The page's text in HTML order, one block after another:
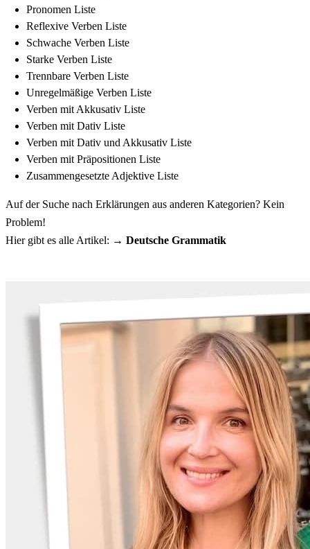
Pronomen Liste
Reflexive Verben Liste
Schwache Verben Liste
Starke Verben Liste
Trennbare Verben Liste
Unregelmäßige Verben Liste
Verben mit Akkusativ Liste
Verben mit Dativ Liste
Verben mit Dativ und Akkusativ Liste
Verben mit Präpositionen Liste
Zusammengesetzte Adjektive Liste
Auf der Suche nach Erklärungen aus anderen Kategorien? Kein
Problem!
Hier gibt es alle Artikel: → Deutsche Grammatik